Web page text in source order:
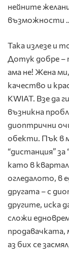
нейните
възможности …
Така излезе и
Дотук добре –
ама не! Жена
качество и
KWIAT. Взе да
възникна
диоптрични
обекти. Пък в
“дистанция” за
като в
огледалото, в
другата – с
другите, иска
сложи
продавачката,
аз бих се